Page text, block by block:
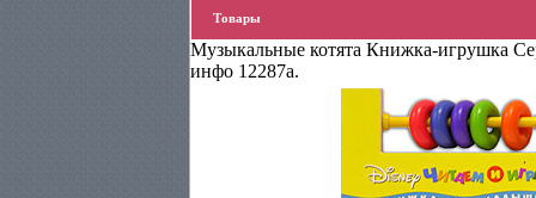
Товары
Музыкальные котята Книжка-игрушка
инфо 12287a.